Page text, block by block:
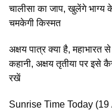
चालीसा का जाप, खुलेंगे भाग्य के
चमकेगी किस्मत
अक्षय पात्र क्या है,
कहानी, अक्षय तृतीया पर इसे
रखें
Sunrise Time Today